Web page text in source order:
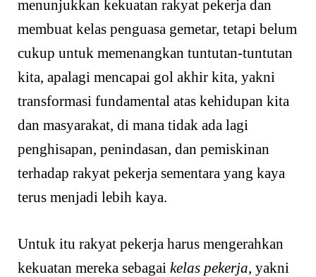
menunjukkan kekuatan rakyat pekerja dan
membuat kelas penguasa gemetar, tetapi belum
cukup untuk memenangkan tuntutan-tuntutan
kita, apalagi mencapai gol akhir kita, yakni
transformasi fundamental atas kehidupan kita
dan masyarakat, di mana tidak ada lagi
penghisapan, penindasan, dan pemiskinan
terhadap rakyat pekerja sementara yang kaya
terus menjadi lebih kaya.
Untuk itu rakyat pekerja harus mengerahkan
kekuatan mereka sebagai kelas pekerja, yakni